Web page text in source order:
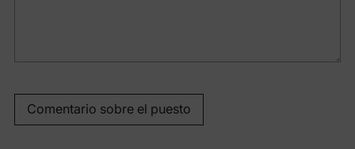
Comentario sobre el puesto